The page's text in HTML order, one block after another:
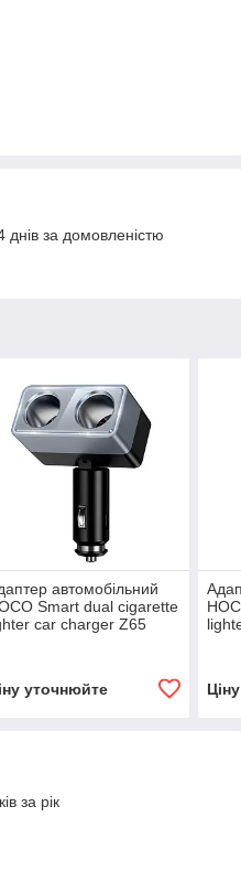
за домовленістю
автомобільний
Smart dual cigarette
car charger Z65
уточнюйте
за рік